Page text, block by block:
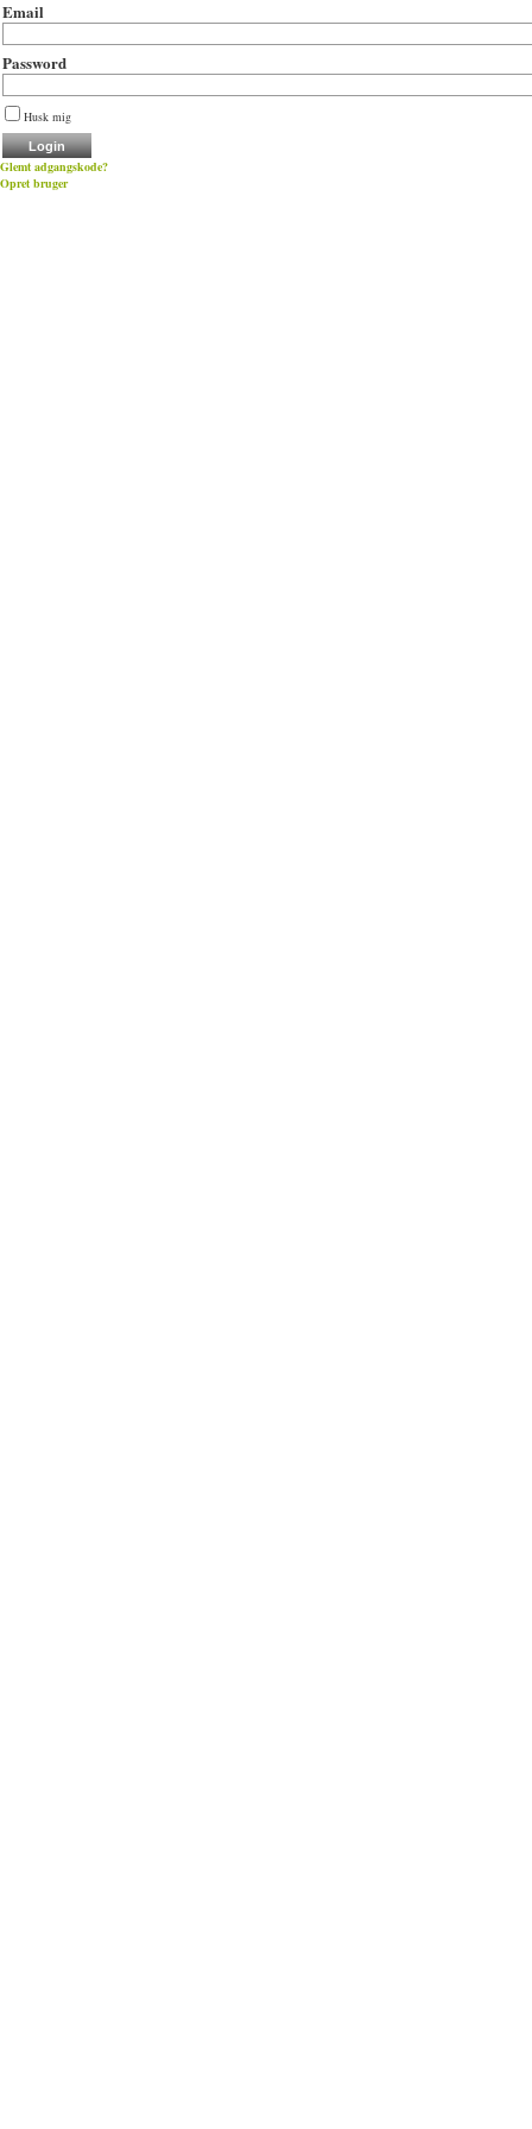
Email
Password
Husk mig
Glemt adgangskode?
Opret bruger